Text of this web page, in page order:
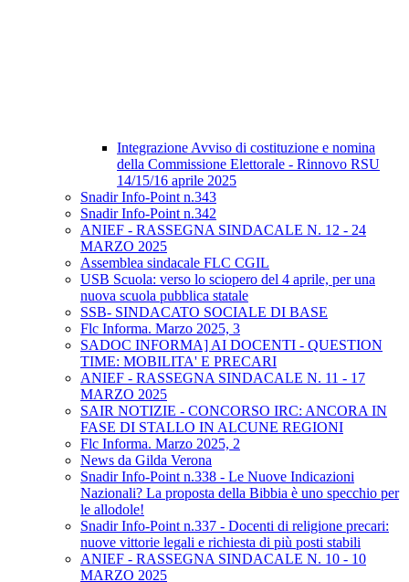
Integrazione Avviso di costituzione e nomina
della Commissione Elettorale - Rinnovo RSU
14/15/16 aprile 2025
Snadir Info-Point n.343
Snadir Info-Point n.342
ANIEF - RASSEGNA SINDACALE N. 12 - 24
MARZO 2025
Assemblea sindacale FLC CGIL
USB Scuola: verso lo sciopero del 4 aprile, per una
nuova scuola pubblica statale
SSB- SINDACATO SOCIALE DI BASE
Flc Informa. Marzo 2025, 3
SADOC INFORMA] AI DOCENTI - QUESTION
TIME: MOBILITA' E PRECARI
ANIEF - RASSEGNA SINDACALE N. 11 - 17
MARZO 2025
SAIR NOTIZIE - CONCORSO IRC: ANCORA IN
FASE DI STALLO IN ALCUNE REGIONI
Flc Informa. Marzo 2025, 2
News da Gilda Verona
Snadir Info-Point n.338 - Le Nuove Indicazioni
Nazionali? La proposta della Bibbia è uno specchio per
le allodole!
Snadir Info-Point n.337 - Docenti di religione precari:
nuove vittorie legali e richiesta di più posti stabili
ANIEF - RASSEGNA SINDACALE N. 10 - 10
MARZO 2025